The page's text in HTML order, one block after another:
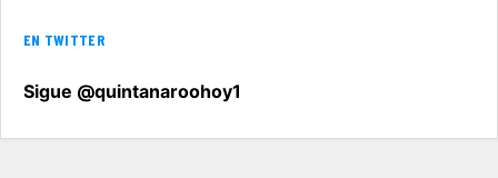
EN TWITTER
Sigue @quintanaroohoy1